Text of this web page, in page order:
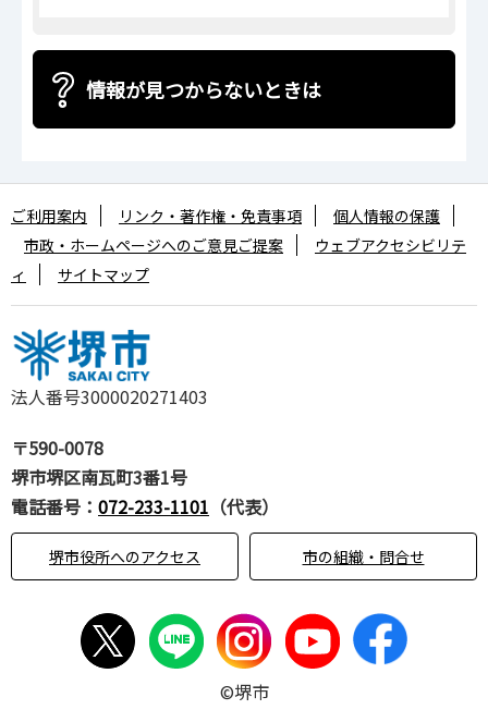
情報が見つからないときは
法人番号3000020271403
〒590-0078
堺市堺区南瓦町3番1号
電話番号： 072-233-1101 （代表）
堺市役所へのアクセス 市の組織・問合せ
ご利用案内 リンク・著作権・免責事項
個人情報の保護
市政・ホームページへのご意見ご提案
ウェブアクセシビリテ
ィ
サイトマップ
©堺市